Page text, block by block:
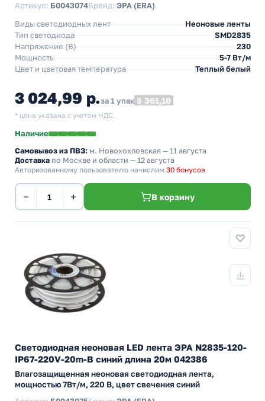
Артикул: Б0043074Бренд: ЭРА (ERA)
Виды светодиодных лент
Неоновые ленты
Тип светодиода
SMD2835
Напряжение (В)
230
Мощность
5-7 Вт/м
Цвет и цветовая температура
Теплый белый
3 024,99 р.за 1 упак 3 361,10
* цена указана с учетом НДС.
Наличие
Самовывоз из ПВЗ: м. Новохохловская — 11 августа
Доставка по Москве и области — 12 августа
Авторизованному пользователю начислим 30 бонусов
− + В корзину
Светодиодная неоновая LED лента ЭРА N2835-120-
IP67-220V-20m-B синий длина 20м 042386
Влагозащищенная неоновая светодиодная лента,
мощностью 7Вт/м, 220 В, цвет свечения синий